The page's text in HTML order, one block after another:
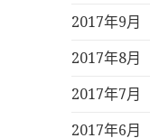
2017年9月
2017年8月
2017年7月
2017年6月